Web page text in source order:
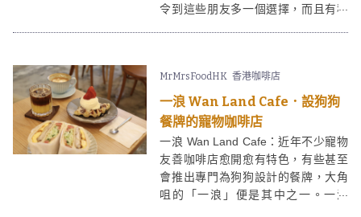
令到這些朋友多一個選擇，而且有種
的店主希望藉此空間提供蓋碗茶藝體
驗，茶室同時供應少量茶點、蛋糕，
有興趣的朋友不妨預約吧。
MrMrsFoodHK 香港咖啡店
一浪 Wan Land Cafe．設狗狗
餐牌的寵物咖啡店
一浪 Wan Land Cafe：近年不少寵物
友善咖啡店愈開愈有特色，有些甚至
會推出專門為狗狗設計的餐牌，大角
咀的「一浪」便是其中之一。一浪